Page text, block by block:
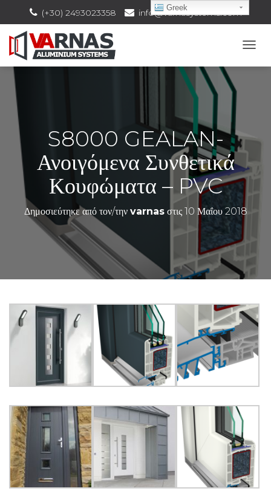
(+30) 2493023358 info@varnasystems.com
Ν
Ο
S8000 GEALAN-
Ανοιγόμενα Συνθετικά
Κουφώματα – PVC
Δημοσιεύτηκε από τον/την varnasστις 10 Μαΐου 2018
Greek